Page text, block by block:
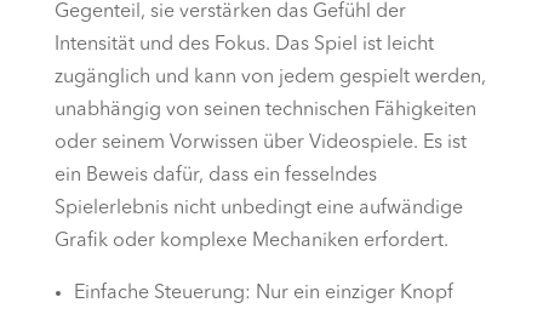
Gegenteil, sie verstärken das Gefühl der
Intensität und des Fokus. Das Spiel ist leicht
zugänglich und kann von jedem gespielt werden,
unabhängig von seinen technischen Fähigkeiten
oder seinem Vorwissen über Videospiele. Es ist
ein Beweis dafür, dass ein fesselndes
Spielerlebnis nicht unbedingt eine aufwändige
Grafik oder komplexe Mechaniken erfordert.
Einfache Steuerung: Nur ein einziger Knopf